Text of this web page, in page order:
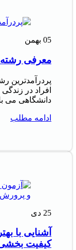
05 بهمن
معرفی رشته
پردرآمدترین
افراد در
دانشگاهی می
ادامه مطلب
25 دی
آشنایی با
کیفیت بخشی